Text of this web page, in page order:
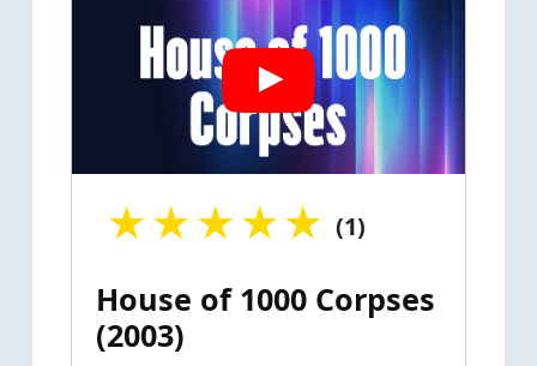
★
★
★
★
★ (1)
House of 1000 Corpses
(2003)